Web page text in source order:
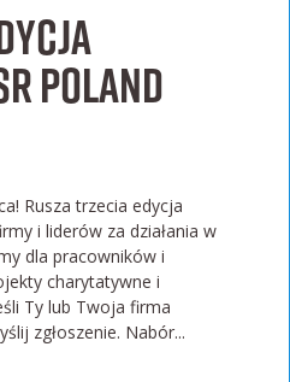
Poland
Rusza trzecia edycja
i liderów za działania w
dla pracowników i
charytatywne i
Ty lub Twoja firma
zgłoszenie. Nabór...